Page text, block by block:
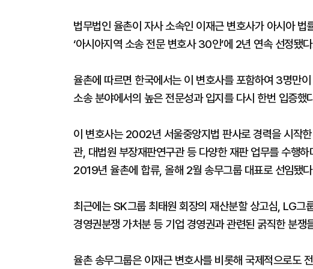
법무법인 율촌이 자사 소속인 이재근 변호사가 아시아
‘아시아지역 소송 전문 변호사 30인’에 2년 연속 선정됐
율촌에 따르면 한국에서는 이 변호사를 포함하여 3명만
소송 분야에서의 높은 전문성과 입지를 다시 한번 입증했
이 변호사는 2002년 서울중앙지법 판사로 경력을 시작
관, 대법원 부장재판연구관 등 다양한 재판 업무를 수행
2019년 율촌에 합류, 올해 2월 송무그룹 대표로 선임됐
최근에는 SK그룹 최태원 회장의 재산분할 상고심, LG그
경영권분쟁 가처분 등 기업 경영권과 관련된 굵직한 분
율촌 송무그룹은 이재근 변호사를 비롯해 국제적으로도